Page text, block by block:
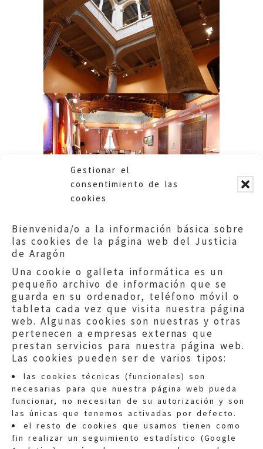
Gestionar el
consentimiento de las
cookies
Bienvenida/o a la información básica sobre
las cookies de la página web del Justicia
de Aragón
Una cookie o galleta informática es un
pequeño archivo de información que se
guarda en su ordenador, teléfono móvil o
tableta cada vez que visita nuestra página
web. Algunas cookies son nuestras y otras
pertenecen a empresas externas que
prestan servicios para nuestra página web.
Las cookies pueden ser de varios tipos:
las cookies técnicas (funcionales) son
necesarias para que nuestra página web pueda
funcionar, no necesitan de su autorización y son
las únicas que tenemos activadas por defecto.
el resto de cookies que usamos tienen como
fin realizar un seguimiento estadístico (Google
Quejas:quejas@eljusticiadearagon.es
Información general: